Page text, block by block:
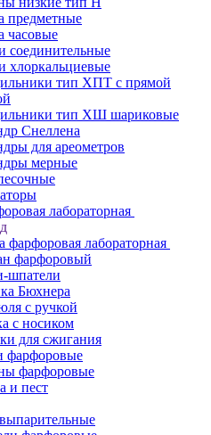
предметные
часовые
соединительные
хлоркальциевые
тип ХПТ с прямой
тип ХШ шариковые
Снеллена
для ареометров
мерные
лабораторная
фарфоровая лабораторная
фарфоровый
шпатели
Бюхнера
с ручкой
с носиком
для сжигания
фарфоровые
фарфоровые
и пест